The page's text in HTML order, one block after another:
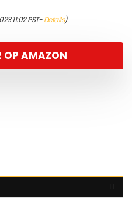
11:02 PST-Details)
OP AMAZON